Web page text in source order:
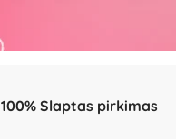
100% Slaptas pirkimas